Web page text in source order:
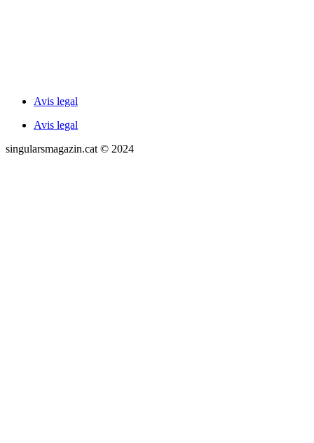
Avis legal
Avis legal
singularsmagazin.cat © 2024